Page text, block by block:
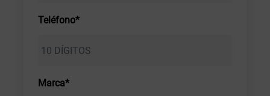
Teléfono*
Marca*